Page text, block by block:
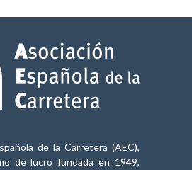
de la Carretera (AEC),
de lucro fundada en 1949,